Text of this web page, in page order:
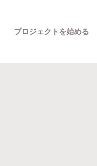
プロジェクトを始める